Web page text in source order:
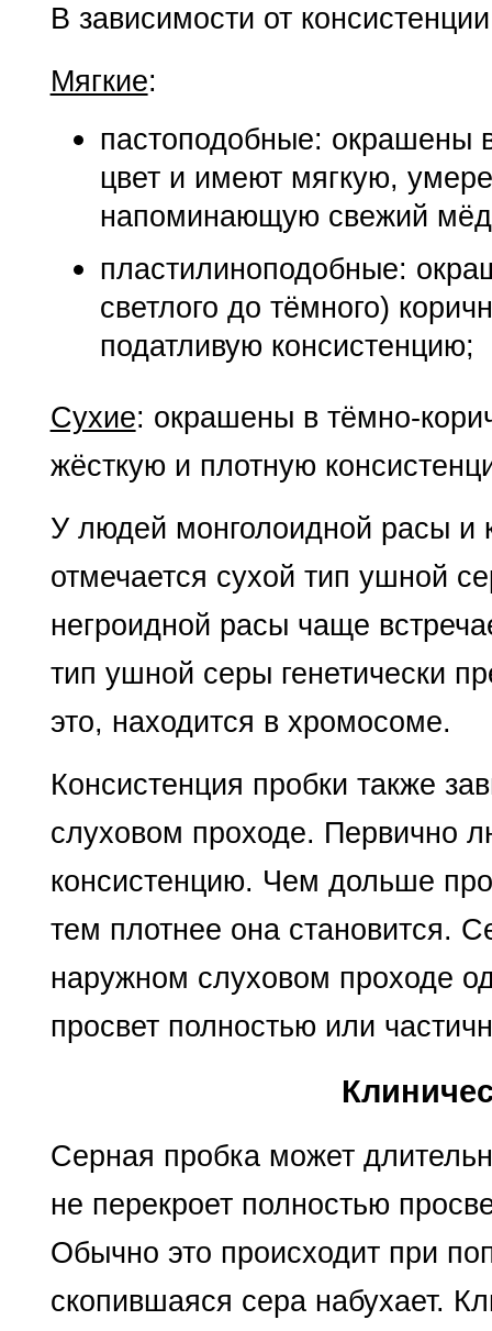
В зависимости от
Мягкие:
пастоподобные: окрашены
цвет и имеют мягкую,
напоминающую свежий
пластилиноподобные:
светлого до тёмного)
податливую консистенцию;
Сухие: окрашены в тёмно-
жёсткую и плотную
У людей монголоидной расы и
отмечается сухой тип ушной
негроидной расы чаще
тип ушной серы генетически
это, находится в хромосоме.
Консистенция пробки также
слуховом проходе. Первично
консистенцию. Чем дольше
тем плотнее она становится.
наружном слуховом проходе
просвет полностью или
Серная пробка может
не перекроет полностью
Обычно это происходит при
скопившаяся сера набухает.